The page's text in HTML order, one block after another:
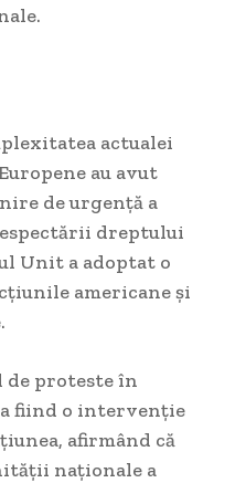
actualei
au avut
de urgență a
dreptului
Unit a adoptat o
americane și
de proteste în
fiind o intervenție
afirmând că
naționale a